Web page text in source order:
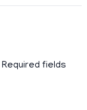
Required fields